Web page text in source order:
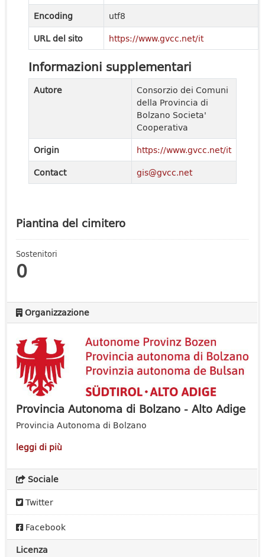
Piantina del cimitero
Sostenitori
0
Organizzazione
Provincia Autonoma di Bolzano - Alto Adige
Provincia Autonoma di Bolzano
leggi di più
Sociale
Twitter
Facebook
Licenza
Encoding
utf8
URL del sito
https://www.gvcc.net/it
Informazioni supplementari
Autore
Consorzio dei Comuni
della Provincia di
Bolzano Societa'
Cooperativa
Origin
https://www.gvcc.net/it
Contact
gis@gvcc.net